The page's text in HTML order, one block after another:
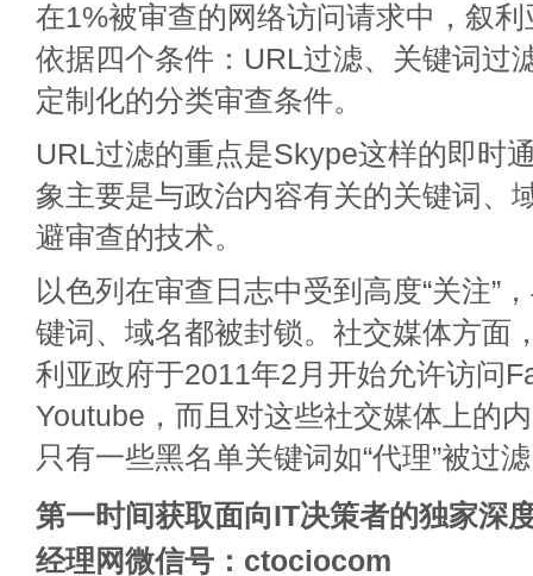
在1%被审查的网络访问请求中，叙
依据四个条件：URL过滤、关键词过
定制化的分类审查条件。
URL过滤的重点是Skype这样的即时
象主要是与政治内容有关的关键词、
避审查的技术。
以色列在审查日志中受到高度“关注”
键词、域名都被封锁。社交媒体方面
利亚政府于2011年2月开始允许访问
Youtube，而且对这些社交媒体上的
只有一些黑名单关键词如“代理”被过
第一时间获取面向IT决策者的独家深
经理网微信号：ctociocom